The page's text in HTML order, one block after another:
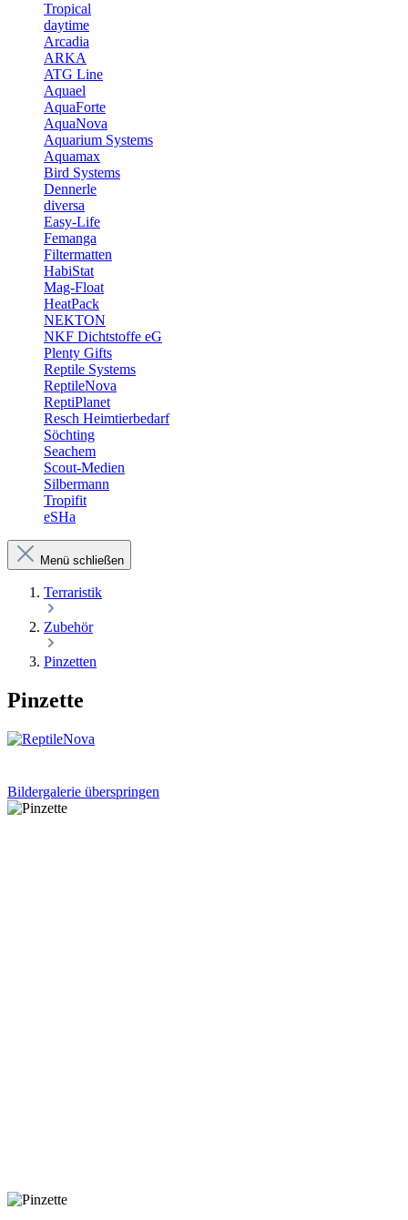
Tropical
daytime
Arcadia
ARKA
ATG Line
Aquael
AquaForte
AquaNova
Aquarium Systems
Aquamax
Bird Systems
Dennerle
diversa
Easy-Life
Femanga
Filtermatten
HabiStat
Mag-Float
HeatPack
NEKTON
NKF Dichtstoffe eG
Plenty Gifts
Reptile Systems
ReptileNova
ReptiPlanet
Resch Heimtierbedarf
Söchting
Seachem
Scout-Medien
Silbermann
Tropifit
eSHa
Menü schließen
Terraristik
Zubehör
Pinzetten
Pinzette
Bildergalerie überspringen